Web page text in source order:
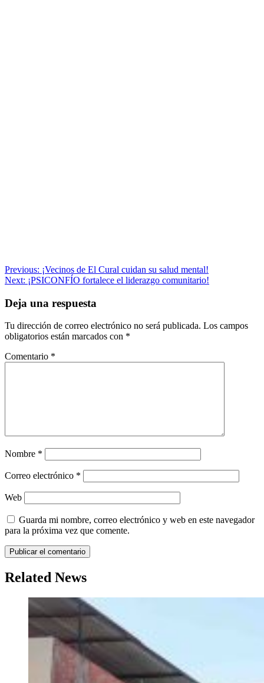
Navegación
de
entradas
Previous: ¡Vecinos de El Cural cuidan su salud mental!
Next: ¡PSICONFÍO fortalece el liderazgo comunitario!
Deja una respuesta
Tu dirección de correo electrónico no será publicada. Los campos
obligatorios están marcados con *
Comentario *
Nombre *
Correo electrónico *
Web
Guarda mi nombre, correo electrónico y web en este navegador
para la próxima vez que comente.
Related News